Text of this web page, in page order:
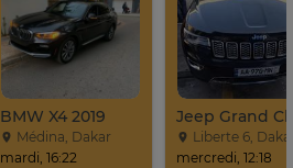
BMW X4 2019
Médina, Dakar
mardi, 16:22
Liberte 6,
mercredi, 12:18